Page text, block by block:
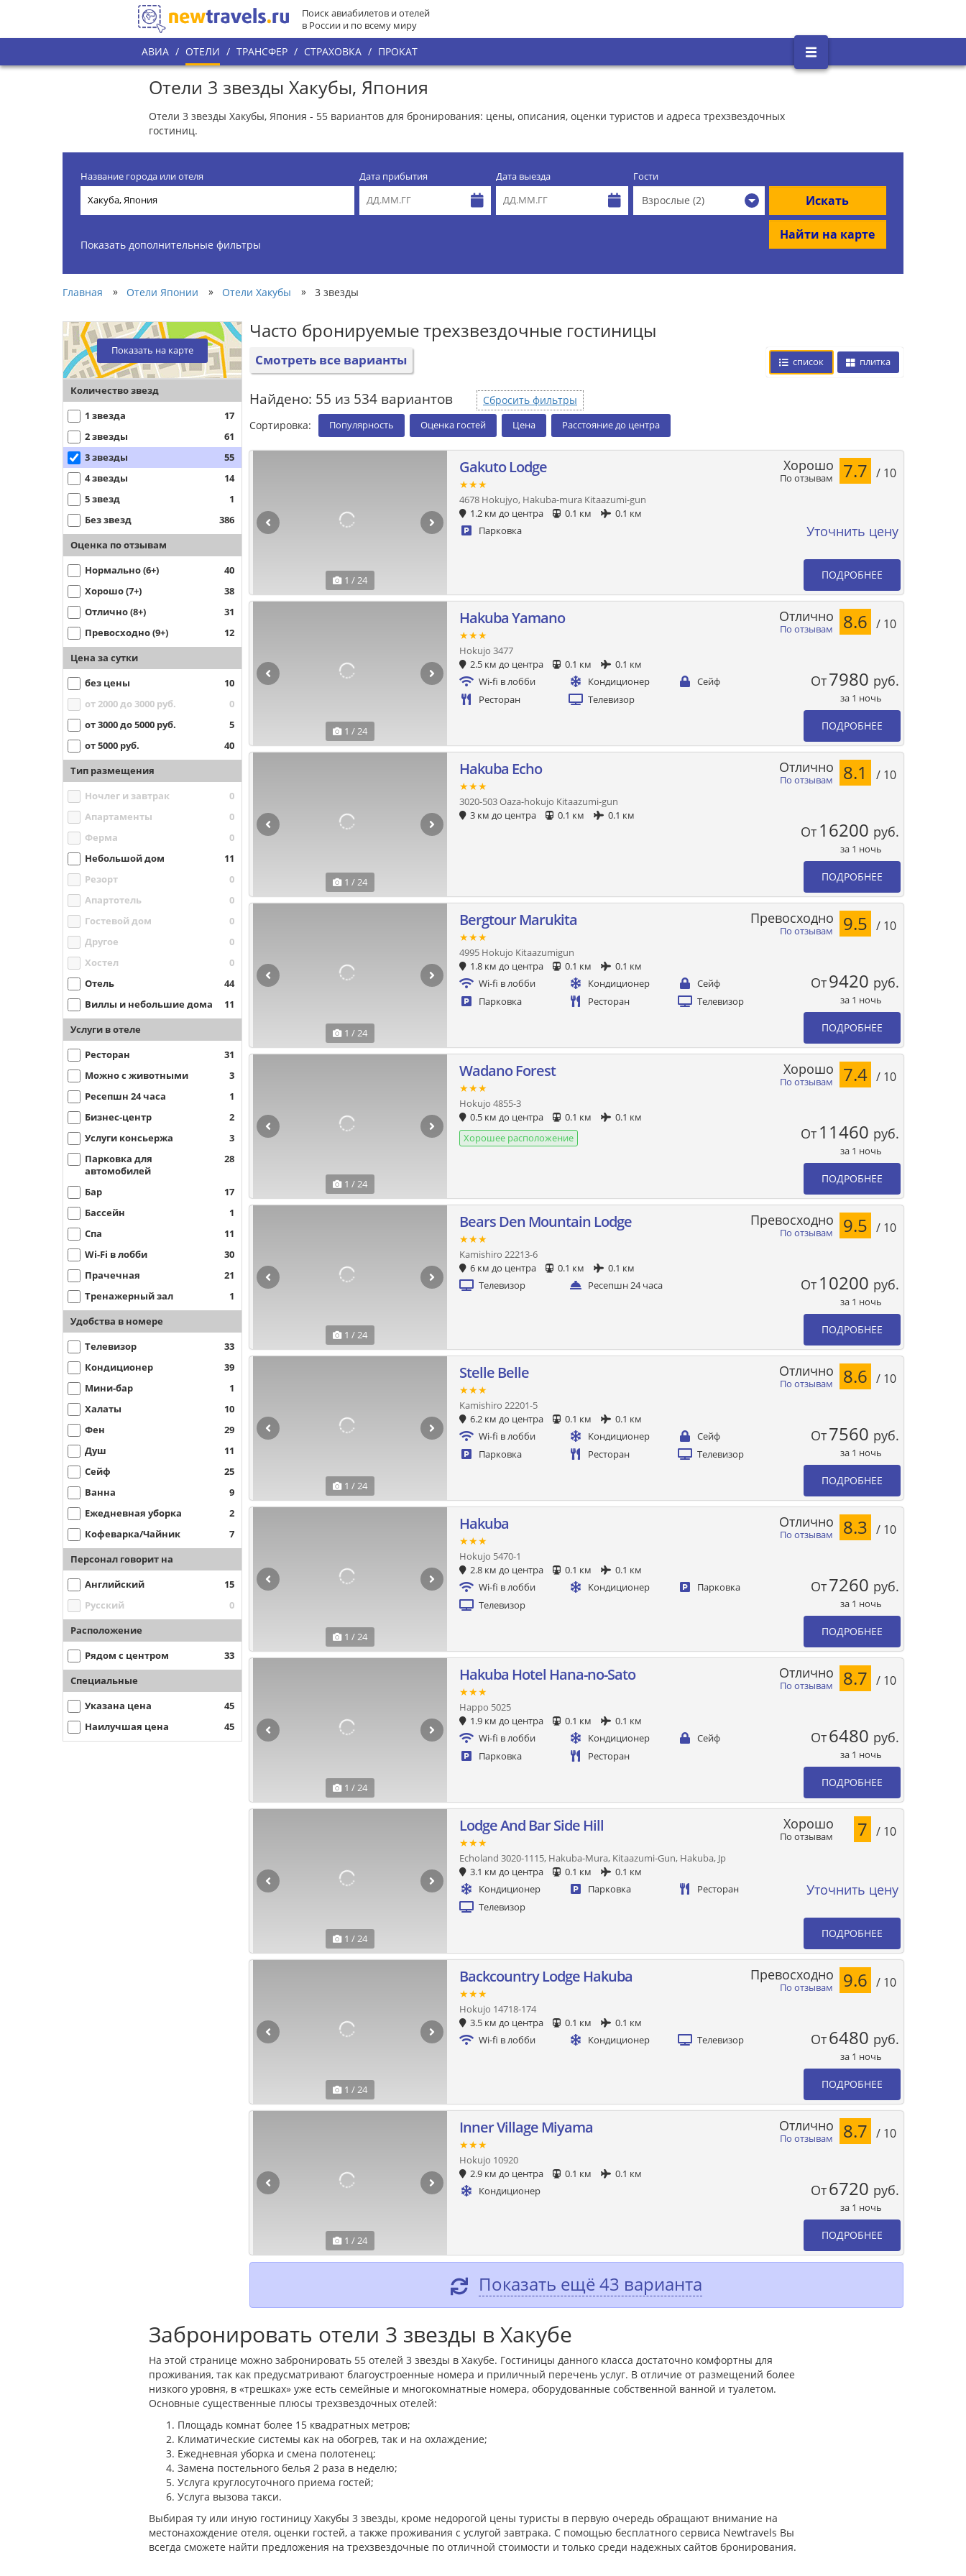
Поиск авиабилетов и отелей
в России и по всему миру
АВИА / ОТЕЛИ / ТРАНСФЕР / СТРАХОВКА / ПРОКАТ
Отели 3 звезды Хакубы, Япония
Отели 3 звезды Хакубы, Япония - 55 вариантов для бронирования: цены, описания, оценки туристов и адреса трехзвездочных
гостиниц.
Название города или отеля Дата прибытия Дата выезда Гости
Взрослые (2) Искать
Найти на карте
Показать дополнительные фильтры
Главная » Отели Японии » Отели Хакубы » 3 звезды
Показать на карте
Количество звезд
1 звезда
17
2 звезды
61
3 звезды
55
4 звезды
14
5 звезд
1
Без звезд
386
Оценка по отзывам
Нормально (6+)
40
Хорошо (7+)
38
Отлично (8+)
31
Превосходно (9+)
12
Цена за сутки
без цены
10
от 2000 до 3000 руб.
0
от 3000 до 5000 руб.
5
от 5000 руб.
40
Тип размещения
Ночлег и завтрак
0
Апартаменты
0
Ферма
0
Небольшой дом
11
Резорт
0
Апартотель
0
Гостевой дом
0
Другое
0
Хостел
0
Отель
44
Виллы и небольшие дома
11
Услуги в отеле
Ресторан
31
Можно с животными
3
Ресепшн 24 часа
1
Бизнес-центр
2
Услуги консьержа
3
Парковка для
автомобилей
28
Бар
17
Бассейн
1
Спа
11
Wi-Fi в лобби
30
Прачечная
21
Тренажерный зал
1
Удобства в номере
Телевизор
33
Кондиционер
39
Мини-бар
1
Халаты
10
Фен
29
Душ
11
Сейф
25
Ванна
9
Ежедневная уборка
2
Кофеварка/Чайник
7
Персонал говорит на
Английский
15
Русский
0
Расположение
Рядом с центром 33
Специальные
Указана цена
45
Наилучшая цена
45
Часто бронируемые трехзвездочные гостиницы
Смотреть все варианты список плитка
Найдено: 55 из 534 вариантов
Сбросить фильтры
Сортировка:
Популярность Оценка гостей Цена Расстояние до центра
1 / 24
Gakuto Lodge
★★★
4678 Hokujyo, Hakuba-mura Kitaazumi-gun
1.2 км до центра
0.1 км
0.1 км
Парковка
По отзывам
Хорошо 7.7 / 10
Уточнить цену
ПОДРОБНЕЕ
1 / 24
Hakuba Yamano
★★★
Hokujo 3477
2.5 км до центра
0.1 км
0.1 км
Wi-fi в лобби
Кондиционер
Сейф
Ресторан
Телевизор
По отзывам
Отлично 8.6 / 10
От7980 руб.
за 1 ночь
ПОДРОБНЕЕ
1 / 24
Hakuba Echo
★★★
3020-503 Oaza-hokujo Kitaazumi-gun
3 км до центра
0.1 км 0.1 км
По отзывам
Отлично 8.1 / 10
От 16200 руб.
за 1 ночь
ПОДРОБНЕЕ
1 / 24
Bergtour Marukita
★★★
4995 Hokujo Kitaazumigun
1.8 км до центра
0.1 км
0.1 км
Wi-fi в лобби
Кондиционер
Сейф
Парковка
Ресторан Телевизор
По отзывам
Превосходно 9.5 / 10
От9420 руб.
за 1 ночь
ПОДРОБНЕЕ
1 / 24
Wadano Forest
★★★
Hokujo 4855-3
0.5 км до центра
0.1 км
0.1 км
Хорошее расположение
По отзывам
Хорошо 7.4 / 10
От 11460 руб.
за 1 ночь
ПОДРОБНЕЕ
1 / 24
Bears Den Mountain Lodge
★★★
Kamishiro 22213-6
6 км до центра
0.1 км
0.1 км
Телевизор
Ресепшн 24 часа
По отзывам
Превосходно 9.5 / 10
От 10200 руб.
за 1 ночь
ПОДРОБНЕЕ
1 / 24
Stelle Belle
★★★
Kamishiro 22201-5
6.2 км до центра
0.1 км
0.1 км
Wi-fi в лобби
Кондиционер
Сейф
Парковка
Ресторан Телевизор
По отзывам
Отлично 8.6 / 10
От7560 руб.
за 1 ночь
ПОДРОБНЕЕ
1 / 24
Hakuba
★★★
Hokujo 5470-1
2.8 км до центра
0.1 км
0.1 км
Wi-fi в лобби
Кондиционер
Парковка
Телевизор
По отзывам
Отлично 8.3 / 10
От7260 руб.
за 1 ночь
ПОДРОБНЕЕ
1 / 24
Hakuba Hotel Hana-no-Sato
★★★
Happo 5025
1.9 км до центра
0.1 км
0.1 км
Wi-fi в лобби
Кондиционер
Сейф
Парковка
Ресторан
По отзывам
Отлично 8.7 / 10
От6480 руб.
за 1 ночь
ПОДРОБНЕЕ
1 / 24
Lodge And Bar Side Hill
★★★
Echoland 3020-1115, Hakuba-Mura, Kitaazumi-Gun, Hakuba, Jp
3.1 км до центра
0.1 км
0.1 км
Кондиционер
Парковка
Ресторан
Телевизор
По отзывам
Хорошо 7 / 10
Уточнить цену
ПОДРОБНЕЕ
1 / 24
Backcountry Lodge Hakuba
★★★
Hokujo 14718-174
3.5 км до центра
0.1 км
0.1 км
Wi-fi в лобби
Кондиционер Телевизор
По отзывам
Превосходно 9.6 / 10
От6480 руб.
за 1 ночь
ПОДРОБНЕЕ
1 / 24
Inner Village Miyama
★★★
Hokujo 10920
2.9 км до центра
0.1 км
0.1 км
Кондиционер
По отзывам
Отлично 8.7 / 10
От6720 руб.
за 1 ночь
ПОДРОБНЕЕ
Показать ещё 43 варианта
Забронировать отели 3 звезды в Хакубе
На этой странице можно забронировать 55 отелей 3 звезды в Хакубе. Гостиницы данного класса достаточно комфортны для
проживания, так как предусматривают благоустроенные номера и приличный перечень услуг. В отличие от размещений более
низкого уровня, в «трешках» уже есть семейные и многокомнатные номера, оборудованные собственной ванной и туалетом.
Основные существенные плюсы трехзвездочных отелей:
Площадь комнат более 15 квадратных метров;
Климатические системы как на обогрев, так и на охлаждение;
Ежедневная уборка и смена полотенец;
Замена постельного белья 2 раза в неделю;
Услуга круглосуточного приема гостей;
Услуга вызова такси.
Выбирая ту или иную гостиницу Хакубы 3 звезды, кроме недорогой цены туристы в первую очередь обращают внимание на
местонахождение отеля, оценки гостей, а также проживания с услугой завтрака. С помощью бесплатного сервиса Newtravels Вы
всегда сможете найти предложения на трехзвездочные по отличной стоимости и только среди надежных сайтов бронирования.